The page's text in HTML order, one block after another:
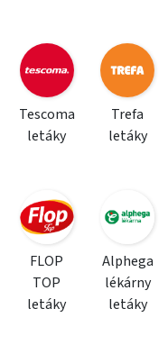
Tescoma
letáky
Trefa
letáky
FLOP
TOP
letáky
Alphega
lékárny
letáky